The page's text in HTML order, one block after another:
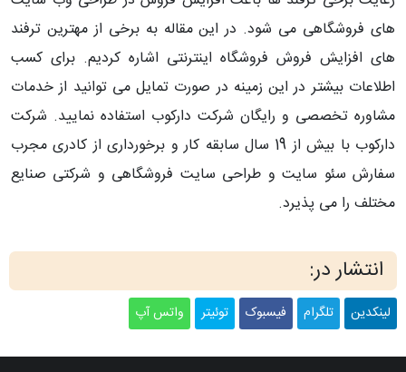
های فروشگاهی می شود. در این مقاله به برخی از مهترین ترفند
های افزایش فروش فروشگاه اینترنتی اشاره کردیم. برای کسب
اطلاعات بیشتر در این زمینه در صورت تمایل می توانید از خدمات
مشاوره تخصصی و رایگان شرکت دارکوب استفاده نمایید. شرکت
دارکوب با بیش از 19 سال سابقه کار و برخورداری از کادری مجرب
سفارش سئو سایت و طراحی سایت فروشگاهی و شرکتی صنایع
مختلف را می پذیرد.
انتشار در:
لینکدین تلگرام فیسبوک توئیتر واتس آپ